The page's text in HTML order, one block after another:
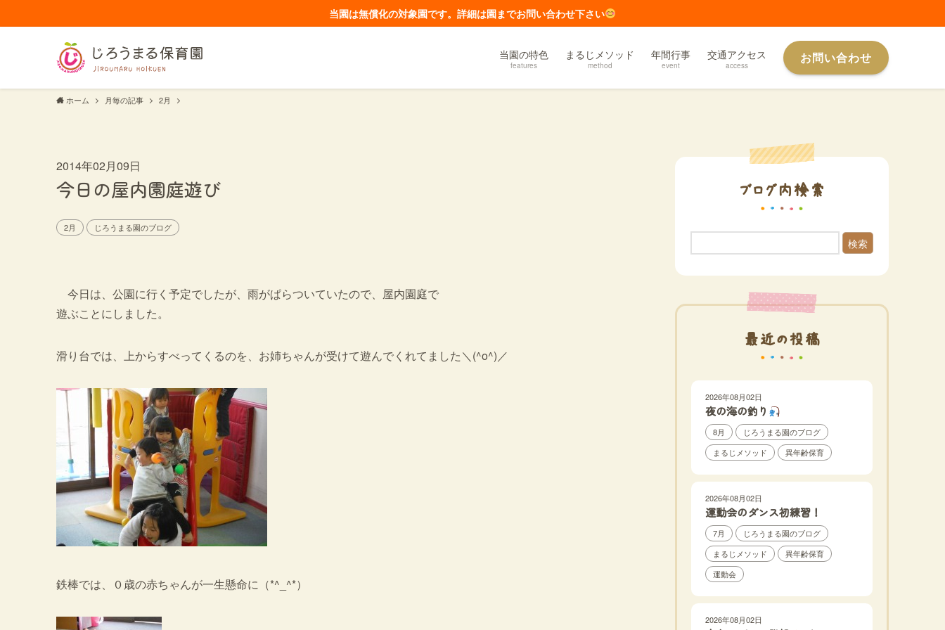
当園は無償化の対象園です。詳細は園までお問い合わせ下さい
当園の特色
features
まるじメソッド
method
年間行事
event
交通アクセス
access お問い合わせ
ホーム 月毎の記事 2月
2014年02月09日
今日の屋内園庭遊び
2月 じろうまる園のブログ
今日は、公園に行く予定でしたが、雨がぱらついていたので、屋内園庭で
遊ぶことにしました。
滑り台では、上からすべってくるのを、お姉ちゃんが受けて遊んでくれてました＼(^o^)／
鉄棒では、０歳の赤ちゃんが一生懸命に（*^_^*）
ブログ内検索
検索
最近の投稿
2026年08月02日
夜の海の釣り
8月
じろうまる園のブログ
まるじメソッド
異年齢保育
2026年08月02日
運動会のダンス初練習！
7月
じろうまる園のブログ
まるじメソッド
異年齢保育
運動会
2026年08月02日